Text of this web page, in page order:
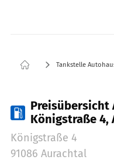
Tankstelle
Preisübersicht
Königstraße 4,
Königstraße 4
91086 Aurachtal